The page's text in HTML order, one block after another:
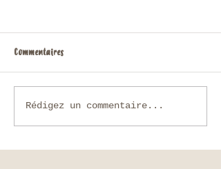
Que faire en Thaïlande en
Commentaires
Rédigez un commentaire...